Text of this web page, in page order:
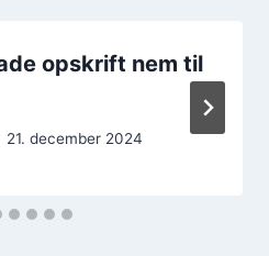
opskrift nem til
21. december 2024